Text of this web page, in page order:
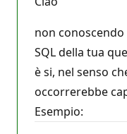
non
SQL della tua
è si, nel senso
occorrerebbe
Esempio: